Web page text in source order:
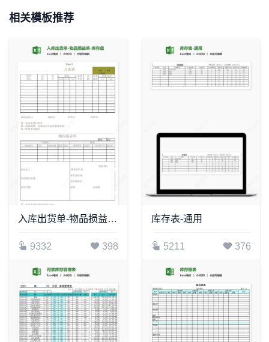
相关模板推荐
入库出货单-物品损益单-库存盘点表
9332 398
库存表-通用
5211 376